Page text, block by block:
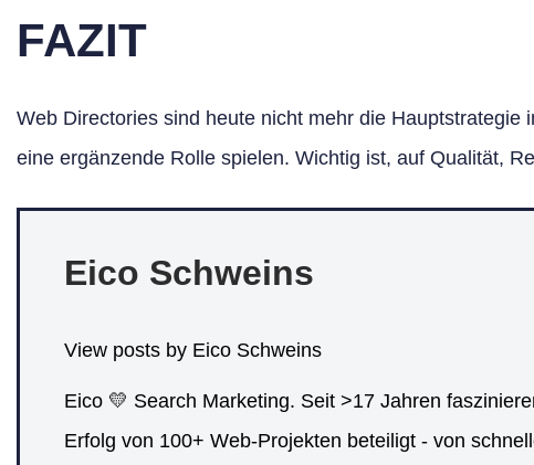
FAZIT
Web Directories sind heute nicht mehr die
eine ergänzende Rolle spielen. Wichtig ist, auf Qualität,
Eico Schweins
View posts by Eico Schweins
Eico 💛 Search Marketing. Seit >17 Jahren
Erfolg von 100+ Web-Projekten beteiligt - von